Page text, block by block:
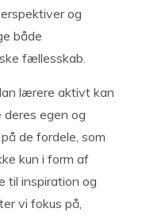
og
både
fællesskab.
lærere aktivt kan
egen og
de fordele, som
kun i form af
til inspiration og
vi fokus på,